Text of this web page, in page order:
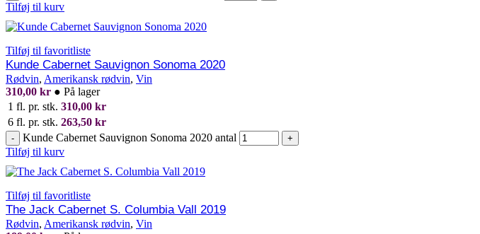
Tilføj til kurv
Tilføj til favoritliste
Kunde Cabernet Sauvignon Sonoma 2020
Rødvin, Amerikansk rødvin, Vin
310,00 kr ● På lager
1 fl. pr. stk. 310,00 kr
6 fl. pr. stk. 263,50 kr
- Kunde Cabernet Sauvignon Sonoma 2020 antal +
Tilføj til kurv
Tilføj til favoritliste
The Jack Cabernet S. Columbia Vall 2019
Rødvin, Amerikansk rødvin, Vin